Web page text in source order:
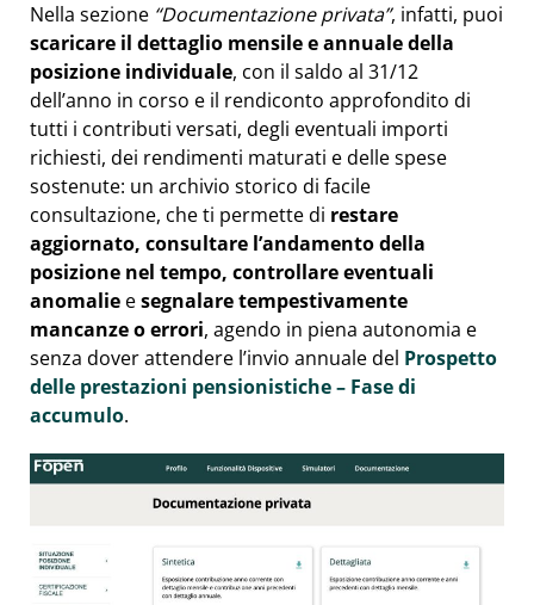
Nella sezione “Documentazione privata”, infatti, puoi
scaricare il dettaglio mensile e annuale della
posizione individuale, con il saldo al 31/12
dell’anno in corso e il rendiconto approfondito di
tutti i contributi versati, degli eventuali importi
richiesti, dei rendimenti maturati e delle spese
sostenute: un archivio storico di facile
consultazione, che ti permette di restare
aggiornato, consultare l’andamento della
posizione nel tempo, controllare eventuali
anomalie esegnalare tempestivamente
mancanze o errori, agendo in piena autonomia e
senza dover attendere l’invio annuale del Prospetto
delle prestazioni pensionistiche – Fase di
accumulo.